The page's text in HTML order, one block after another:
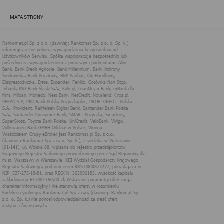
MAPA STRONY
dostosowanie usług, świadczonych w ramach serwisu do potrzeb
Więcej informacji na temat stosowania technologii cookies w
serwisie dostępne jest w Polityce Cookies.
Polityka Cookies serwisów
internetowych spółki Rankomat.pl Sp. z
o.o. (dawniej: Rankomat Sp. z o. o. Sp.
k.)
Rankomat.pl Sp. z o.o. (dawniej: Rankomat Sp. z o. o. Sp. k.), z
siedzibą w Warszawie (01-141), ul. Wolska 88, wpisana do rejestru
przedsiębiorców Krajowego Rejestru Sądowego prowadzonego
przez Sąd Rejonowy dla m.st. Warszawy w Warszawie, XIII
Wydział Gospodarczy Krajowego Rejestru Sądowego, pod
numerem KRS 0000877277, posiadająca nr NIP: 527-275-18-81,
oraz REGON: 363096183, zwana dalej "Rankomat" wykorzystuje
na swoich stronach internetowych technologię "cookies".
Zasady wykorzystania informacji dostarczonych przez
użytkownika w ramach technologii cookies w trakcie korzystania
ze stron internetowych i Rankomat określa niniejszy dokument.
Każdy użytkownik serwisów Rankomat proszony jest o